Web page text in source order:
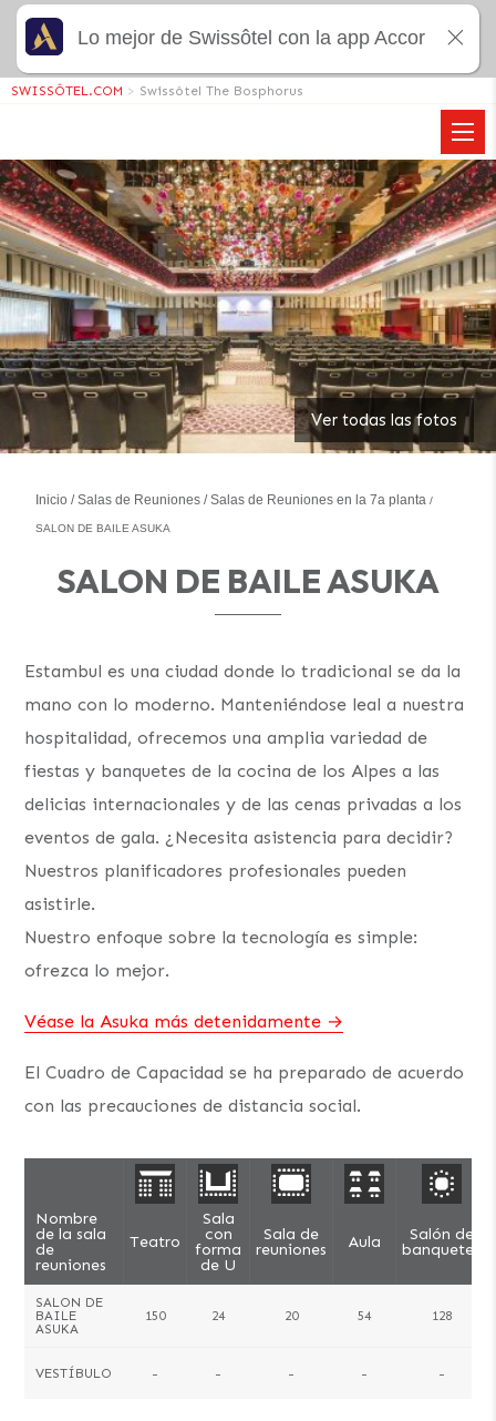
Ver todas las fotos
Inicio Salas de Reuniones Salas de Reuniones en la 7a planta
SALON DE BAILE ASUKA
SALON DE BAILE ASUKA
Estambul es una ciudad donde lo tradicional se da la
mano con lo moderno. Manteniéndose leal a nuestra
hospitalidad, ofrecemos una amplia variedad de
fiestas y banquetes de la cocina de los Alpes a las
delicias internacionales y de las cenas privadas a los
eventos de gala. ¿Necesita asistencia para decidir?
Nuestros planificadores profesionales pueden
asistirle.
Nuestro enfoque sobre la tecnología es simple:
ofrezca lo mejor.
Véase la Asuka más detenidamente
El Cuadro de Capacidad se ha preparado de acuerdo
con las precauciones de distancia social.
Nombre
de la sala
de
reuniones
Teatro
Sala
con
forma
de U
Sala de
reuniones Aula Salón de
banquetes
SALON DE
BAILE
ASUKA
150 24 20 54 128
VESTÍBULO - - - - -
SWISSÔTEL.COM > Swissôtel The Bosphorus
Lo mejor de Swissôtel con la app Accor